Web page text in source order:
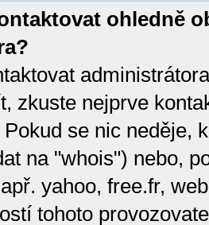
ohledně
zkuste nejprve
se nic neděje,
na "whois") nebo,
yahoo, free.fr,
tohoto